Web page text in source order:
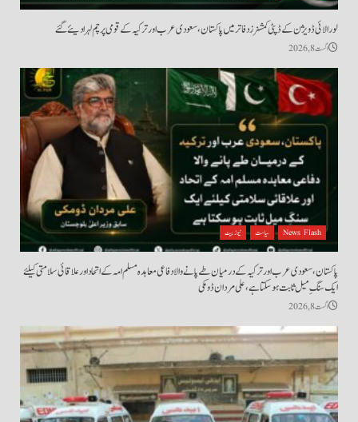
لورالائی ڈویژن کے ڈپٹی کمشنرز دفاتر میں پاکستان، سعودی عرب اور ترکیہ کے قومی پرچم لہرا دیئے گئے
اگست 8, 2026
News Flash سیاست نیوز بیٹ
پاکستان، سعودی عرب اور ترکیہ کے درمیان طے پانے والا دفاعی معاہدہ مسلم امہ کے اتحاد اور علاقائی سلامتی کیلئے
ایک سنگِ میل ثابت ہو سکتا ہے، علی مردان ڈومکی
اگست 8, 2026